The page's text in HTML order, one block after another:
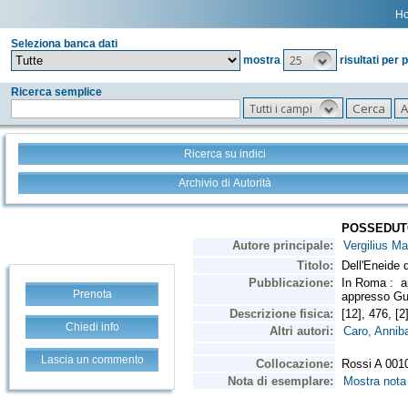
Seleziona banca dati
mostra
25 risultati per
Ricerca semplice
Tutti i campi
Ricerca su indici
Archivio di Autorità
Prenota
Chiedi info
Lascia un commento